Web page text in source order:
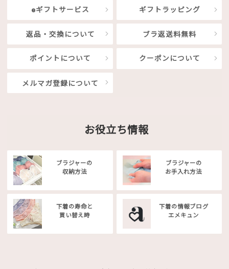
eギフトサービス ギフトラッピング
返品・交換について ブラ返送料無料
ポイントについて クーポンについて
メルマガ登録について
お役立ち情報
ブラジャーの
収納方法
ブラジャーの
お手入れ方法
下着の寿命と
買い替え時
下着の情報ブログ
エメキュン